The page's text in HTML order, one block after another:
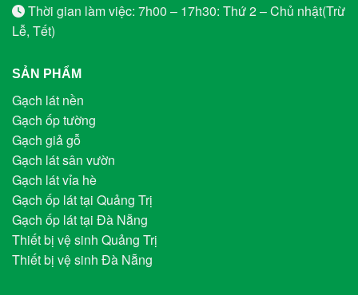
Thời gian làm việc: 7h00 – 17h30: Thứ 2 – Chủ nhật(Trừ
Lễ, Tết)
SẢN PHẨM
Gạch lát nền
Gạch ốp tường
Gạch giả gỗ
Gạch lát sân vườn
Gạch lát vỉa hè
Gạch ốp lát tại Quảng Trị
Gạch ốp lát tại Đà Nẵng
Thiết bị vệ sinh Quảng Trị
Thiết bị vệ sinh Đà Nẵng